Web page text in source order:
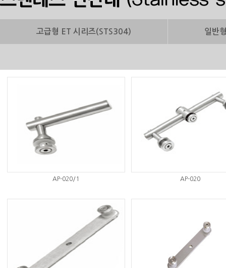
고급형 ET 시리즈(STS304) 일반
AP-020/1 AP-020